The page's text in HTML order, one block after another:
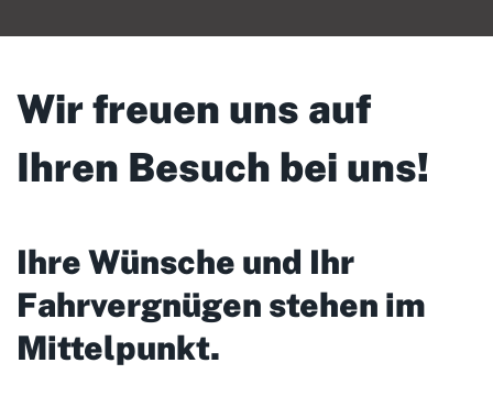
Wir freuen uns auf
Ihren Besuch bei uns!
Ihre Wünsche und Ihr
Fahrvergnügen stehen im
Mittelpunkt.